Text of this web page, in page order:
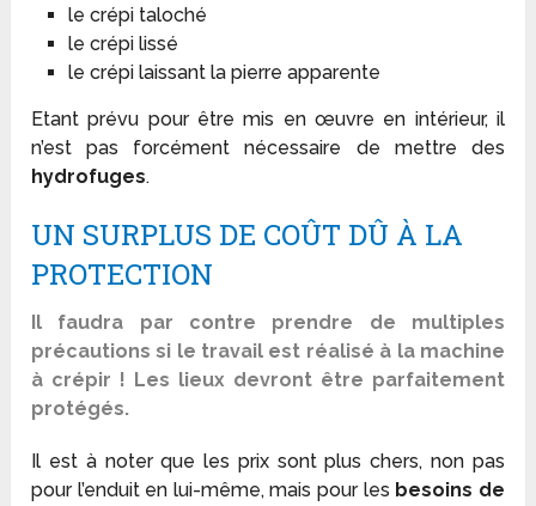
le crépi taloché
le crépi lissé
le crépi laissant la pierre apparente
Etant prévu pour être mis en œuvre en intérieur, il
n’est pas forcément nécessaire de mettre des
hydrofuges.
UN SURPLUS DE COÛT DÛ À LA
PROTECTION
Il faudra par contre prendre de multiples
précautions si le travail est réalisé à la machine
à crépir ! Les lieux devront être parfaitement
protégés.
Il est à noter que les prix sont plus chers, non pas
pour l’enduit en lui-même, mais pour les besoins de